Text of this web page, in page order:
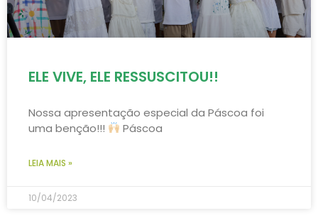
ELE VIVE, ELE RESSUSCITOU!!
Nossa apresentação especial da Páscoa foi
uma benção!!!
Páscoa
LEIA MAIS »
10/04/2023